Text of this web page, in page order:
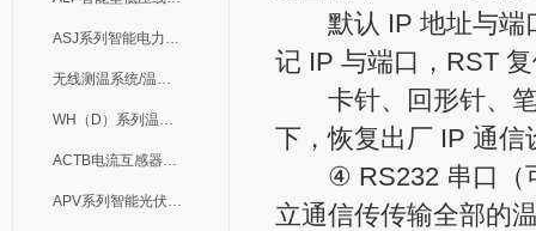
ASJ系列智能电力继电器
无线测温系统/温度巡检
WH（D）系列温湿度控制器
ACTB电流互感器过电压保护器
APV系列智能光伏汇流箱
默认 IP 地址与端口
记 IP 与端口，RST
卡针、回形针、笔
下，恢复出厂 IP 通信
④ RS232 串口（可
立通信传传输全部的